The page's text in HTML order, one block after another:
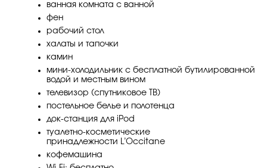
ванная комната с ванной
фен
рабочий стол
халаты и тапочки
камин
мини-холодильник с бесплатной бутилированной
водой и местным вином
телевизор (спутниковое ТВ)
постельное белье и полотенца
док-станция для iPod
туалетно-косметические
принадлежности L’Occitane
кофемашина